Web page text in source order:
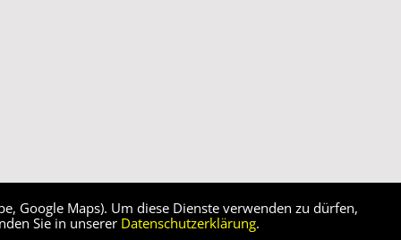
Google Maps). Um diese Dienste verwenden zu dürfen,
Sie in unserer Datenschutzerklärung.